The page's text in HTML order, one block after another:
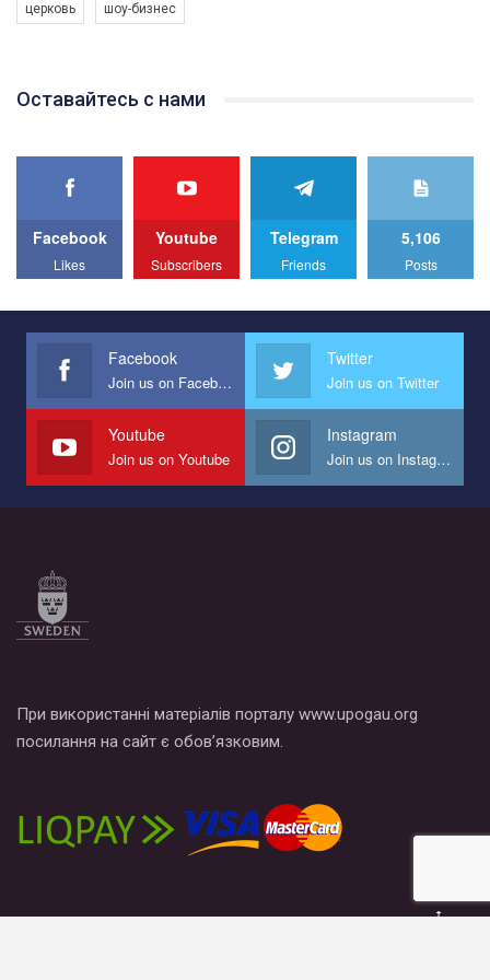
Автор видео - Queer-студия.
церковь шоу-бизнес
Оставайтесь с нами
Facebook
Likes
Youtube
Subscribers
Telegram
Friends
5,106
Posts
Facebook
Join us on Facebook
Twitter
Join us on Twitter
Youtube
Join us on Youtube
Instagram
Join us on Instagram
При використанні матеріалів порталу www.upogau.org
посилання на сайт є обов’язковим.